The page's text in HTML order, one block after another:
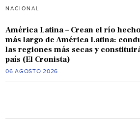
NACIONAL
América Latina – Crean el río
más largo de América Latina:
las regiones más secas y
país (El Cronista)
06 AGOSTO 2026